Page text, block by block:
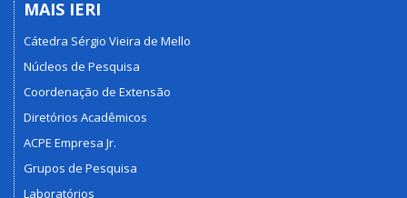
MAIS IERI
Cátedra Sérgio Vieira de Mello
Núcleos de Pesquisa
Coordenação de Extensão
Diretórios Acadêmicos
ACPE Empresa Jr.
Grupos de Pesquisa
Laboratórios